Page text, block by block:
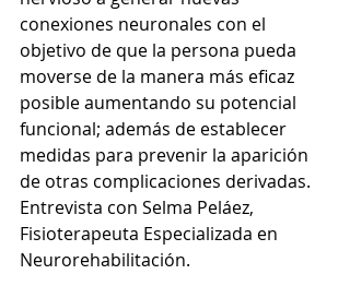
conexiones neuronales con el
objetivo de que la persona pueda
moverse de la manera más eficaz
posible aumentando su potencial
funcional; además de establecer
medidas para prevenir la aparición
de otras complicaciones derivadas.
Entrevista con Selma Peláez,
Fisioterapeuta Especializada en
Neurorehabilitación.